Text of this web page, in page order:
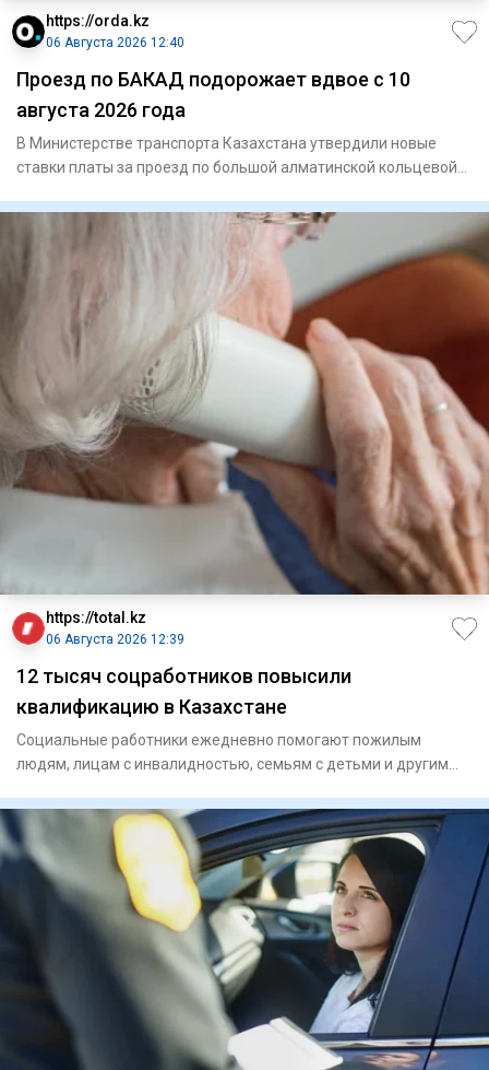
https://orda.kz
06 Августа 2026 12:40
Проезд по БАКАД подорожает вдвое с 10
августа 2026 года
В Министерстве транспорта Казахстана утвердили новые
ставки платы за проезд по большой алматинской кольцевой
https://total.kz
06 Августа 2026 12:39
12 тысяч соцработников повысили
квалификацию в Казахстане
Социальные работники ежедневно помогают пожилым
людям, лицам с инвалидностью, семьям с детьми и другим